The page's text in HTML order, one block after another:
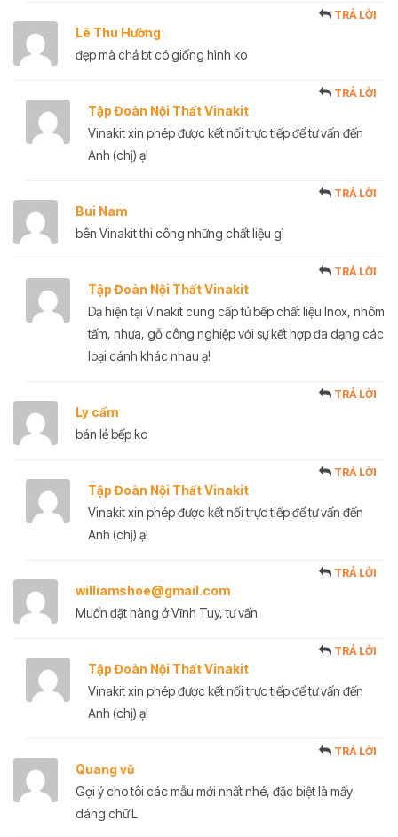
Lê Thu Hường
TRẢ LỜI
đẹp mà chả bt có giống hình ko
Tập Đoàn Nội Thất Vinakit
TRẢ LỜI
Vinakit xin phép được kết nối trực tiếp để tư vấn đến
Anh (chị) ạ!
Bui Nam
TRẢ LỜI
bên Vinakit thi công những chất liệu gì
Tập Đoàn Nội Thất Vinakit
TRẢ LỜI
Dạ hiện tại Vinakit cung cấp tủ bếp chất liệu Inox, nhôm
tấm, nhựa, gỗ công nghiệp với sự kết hợp đa dạng các
loại cánh khác nhau ạ!
Ly cẩm
TRẢ LỜI
bán lẻ bếp ko
Tập Đoàn Nội Thất Vinakit
TRẢ LỜI
Vinakit xin phép được kết nối trực tiếp để tư vấn đến
Anh (chị) ạ!
williamshoe@gmail.com
TRẢ LỜI
Muốn đặt hàng ở Vĩnh Tuy, tư vấn
Tập Đoàn Nội Thất Vinakit
TRẢ LỜI
Vinakit xin phép được kết nối trực tiếp để tư vấn đến
Anh (chị) ạ!
Quang vũ
TRẢ LỜI
Gợi ý cho tôi các mẫu mới nhất nhé, đặc biệt là mấy
dáng chữ L